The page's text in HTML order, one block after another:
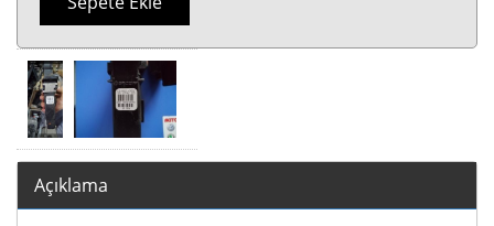
Açıklama